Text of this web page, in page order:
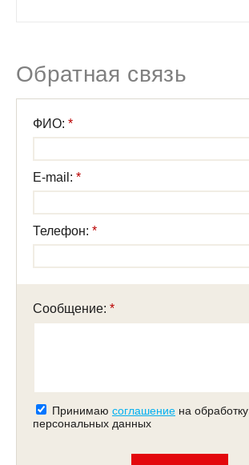
Обратная связь
ФИО:
E-mail:
Телефон:
Сообщение:
Принимаю соглашение на обработку
персональных данных